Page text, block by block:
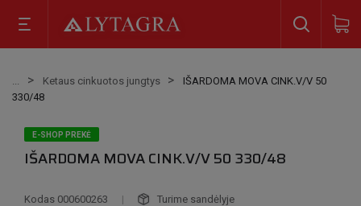
Ketaus cinkuotos jungtys
IŠARDOMA MOVA CINK.V/V 50
330/48
E-SHOP PREKĖ
IŠARDOMA MOVA CINK.V/V 50 330/48
Kodas 000600263 | Turime sandėlyje